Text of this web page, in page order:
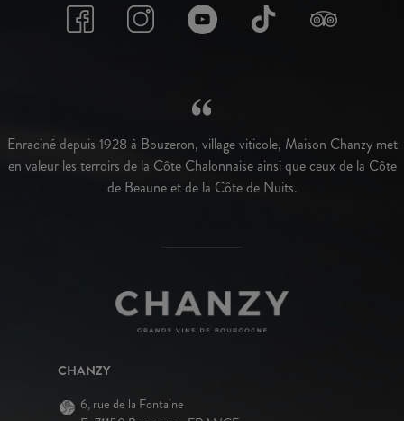
Enraciné depuis 1928 à Bouzeron, village viticole, Maison Chanzy met
en valeur les terroirs de la Côte Chalonnaise ainsi que ceux de la Côte
de Beaune et de la Côte de Nuits.
CHANZY
6, rue de la Fontaine